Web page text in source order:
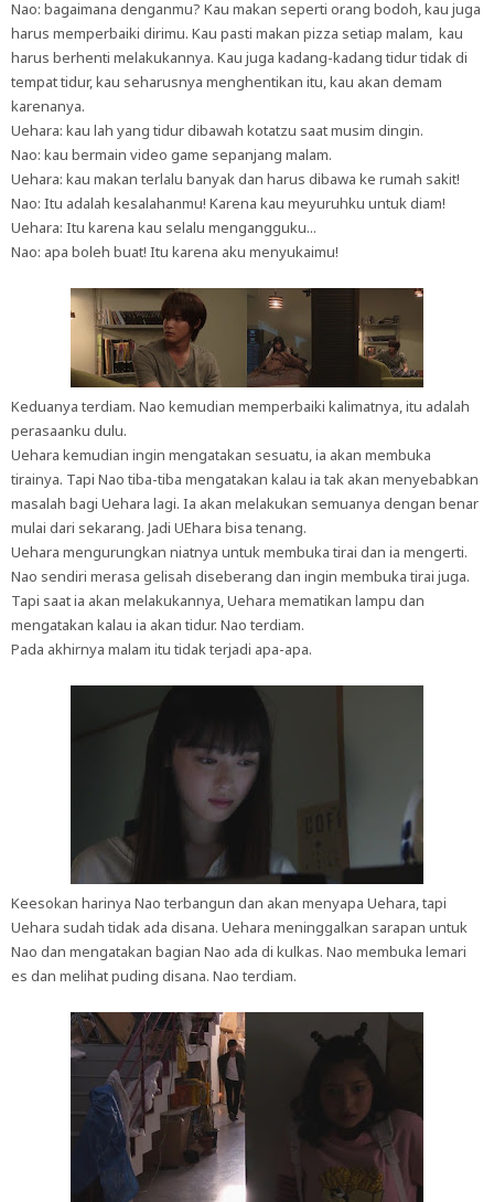
Nao: bagaimana denganmu? Kau makan seperti orang bodoh, kau juga
harus memperbaiki dirimu. Kau pasti makan pizza setiap malam, kau
harus berhenti melakukannya. Kau juga kadang-kadang tidur tidak di
tempat tidur, kau seharusnya menghentikan itu, kau akan demam
karenanya.
Uehara: kau lah yang tidur dibawah kotatzu saat musim dingin.
Nao: kau bermain video game sepanjang malam.
Uehara: kau makan terlalu banyak dan harus dibawa ke rumah sakit!
Nao: Itu adalah kesalahanmu! Karena kau meyuruhku untuk diam!
Uehara: Itu karena kau selalu mengangguku...
Nao: apa boleh buat! Itu karena aku menyukaimu!
Keduanya terdiam. Nao kemudian memperbaiki kalimatnya, itu adalah
perasaanku dulu.
Uehara kemudian ingin mengatakan sesuatu, ia akan membuka
tirainya. Tapi Nao tiba-tiba mengatakan kalau ia tak akan menyebabkan
masalah bagi Uehara lagi. Ia akan melakukan semuanya dengan benar
mulai dari sekarang. Jadi UEhara bisa tenang.
Uehara mengurungkan niatnya untuk membuka tirai dan ia mengerti.
Nao sendiri merasa gelisah diseberang dan ingin membuka tirai juga.
Tapi saat ia akan melakukannya, Uehara mematikan lampu dan
mengatakan kalau ia akan tidur. Nao terdiam.
Pada akhirnya malam itu tidak terjadi apa-apa.
Keesokan harinya Nao terbangun dan akan menyapa Uehara, tapi
Uehara sudah tidak ada disana. Uehara meninggalkan sarapan untuk
Nao dan mengatakan bagian Nao ada di kulkas. Nao membuka lemari
es dan melihat puding disana. Nao terdiam.